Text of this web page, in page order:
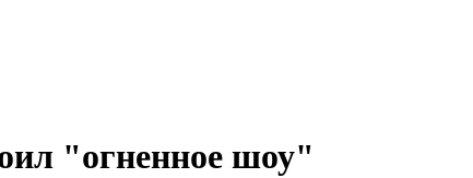
"огненное шоу"